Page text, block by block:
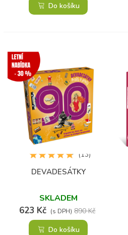
Do košíku
DEVADESÁTKY
SKLADEM
623 Kč (s DPH) 890 Kč
(13)
Do košíku